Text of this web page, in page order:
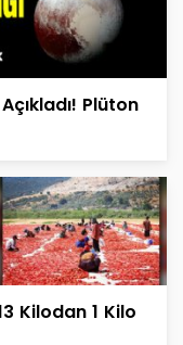
Plüton
Kilodan 1 Kilo